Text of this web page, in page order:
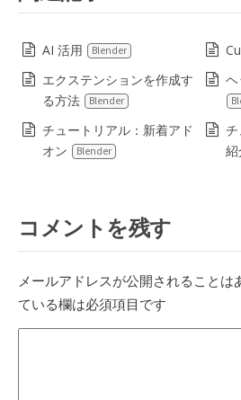
AI 活用 Blender
エクステンションを作成す
る方法
Blender
チュートリアル：新着アド
オン
Blender
紹
コメントを残す
メールアドレスが公開されることは
ている欄は必須項目です